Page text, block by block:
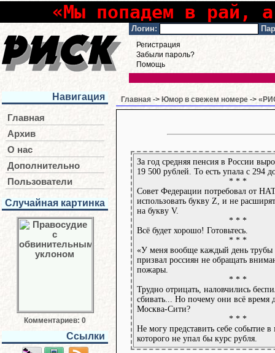
«Мы попадем в рай,
Логин:
Регистрация
Забыли пароль?
Помощь
Навигация
Главная
Архив
О нас
Дополнительно
Пользователи
Случайная картинка
Комментариев: 0
Ссылки
Главная -> Юмор в свежем номере ->
За год средняя пенсия в России
19 500 рублей. То есть упала с 294
* * *
Совет Федерации потребовал от
использовать букву Z, и не
на букву V.
* * *
Всё будет хорошо! Готовьтесь.
* * *
«У меня вообще каждый день трубы
призвал россиян не обращать
пожары.
* * *
Трудно отрицать, наловчились
сбивать... Но почему они всё время
Москва-Сити?
* * *
Не могу представить себе событие
которого не упал бы курс рубля.